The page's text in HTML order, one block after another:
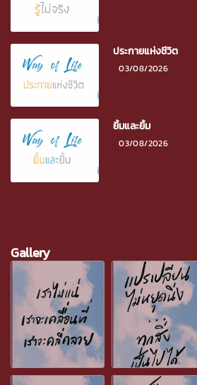
ประกายแห่งชีวิต
03/08/2026
ยิ้มและยิ้ม
03/08/2026
Gallery